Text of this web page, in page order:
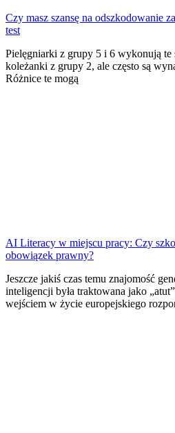
Czy masz szansę na odszkodowanie
test
Pielęgniarki z grupy 5 i 6 wykonują te
koleżanki z grupy 2, ale często są
Różnice te mogą
AI Literacy w miejscu pracy: Czy
obowiązek prawny?
Jeszcze jakiś czas temu znajomość
inteligencji była traktowana jako
wejściem w życie europejskiego